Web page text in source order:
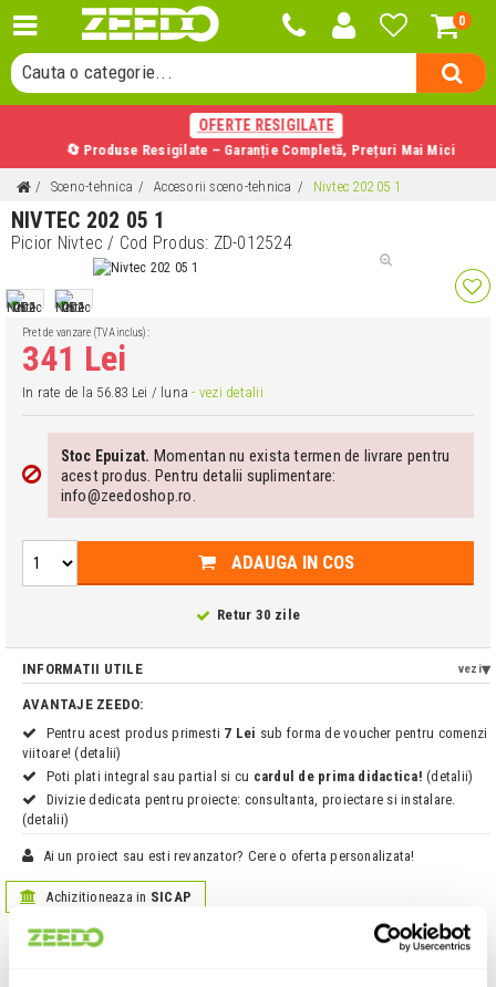
0
Cauta un produs...
Cauta o categorie...
Cauta un producator...
OFERTE RESIGILATE
🔄 Produse Resigilate – Garanție Completă, Prețuri Mai Mici
Sceno-tehnica Accesorii sceno-tehnica Nivtec 202 05 1
NIVTEC 202 05 1
Picior Nivtec/ Cod Produs: ZD-012524
Pret de vanzare (TVA inclus):
341 Lei
In rate de la 56.83 Lei / luna- vezi detalii
Stoc Epuizat. Momentan nu exista termen de livrare pentru
acest produs. Pentru detalii suplimentare:
info@zeedoshop.ro.
ADAUGA IN COS
Retur 30 zile
INFORMATII UTILE vezi
AVANTAJE ZEEDO:
Pentru acest produs primesti 7 Lei sub forma de voucher pentru comenzi
viitoare! (detalii)
Poti plati integral sau partial si cu cardul de prima didactica! (detalii)
Divizie dedicata pentru proiecte: consultanta, proiectare si instalare.
(detalii)
Ai un proiect sau esti revanzator? Cere o oferta personalizata!
Achizitioneaza in SICAP
Informatii produs: